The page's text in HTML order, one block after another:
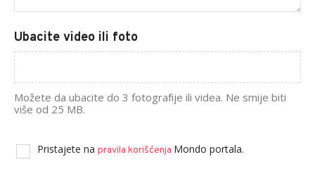
Ubacite video ili foto
Možete da ubacite do 3 fotografije ili videa. Ne smije biti
više od 25 MB.
Pristajete na pravila korišćenja Mondo portala.